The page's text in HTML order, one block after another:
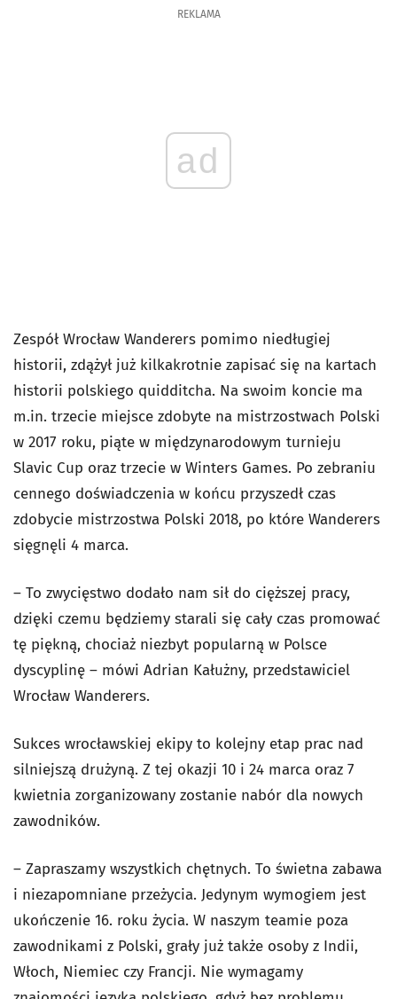
REKLAMA
ad
Zespół Wrocław Wanderers pomimo niedługiej
historii, zdążył już kilkakrotnie zapisać się na kartach
historii polskiego quidditcha. Na swoim koncie ma
m.in. trzecie miejsce zdobyte na mistrzostwach Polski
w 2017 roku, piąte w międzynarodowym turnieju
Slavic Cup oraz trzecie w Winters Games. Po zebraniu
cennego doświadczenia w końcu przyszedł czas
zdobycie mistrzostwa Polski 2018, po które Wanderers
sięgnęli 4 marca.
– To zwycięstwo dodało nam sił do cięższej pracy,
dzięki czemu będziemy starali się cały czas promować
tę piękną, chociaż niezbyt popularną w Polsce
dyscyplinę – mówi Adrian Kałużny, przedstawiciel
Wrocław Wanderers.
Sukces wrocławskiej ekipy to kolejny etap prac nad
silniejszą drużyną. Z tej okazji 10 i 24 marca oraz 7
kwietnia zorganizowany zostanie nabór dla nowych
zawodników.
– Zapraszamy wszystkich chętnych. To świetna zabawa
i niezapomniane przeżycia. Jedynym wymogiem jest
ukończenie 16. roku życia. W naszym teamie poza
zawodnikami z Polski, grały już także osoby z Indii,
Włoch, Niemiec czy Francji. Nie wymagamy